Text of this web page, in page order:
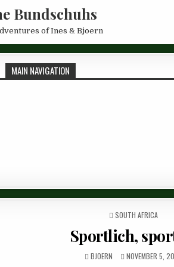
Bundschuhs
of Ines & Bjoern
MAIN NAVIGATION
POSTED IN
SOUTH AFRICA
Sportlich,
AUTHOR:
BJOERN PUBLISHED
NOVEMBER 5,